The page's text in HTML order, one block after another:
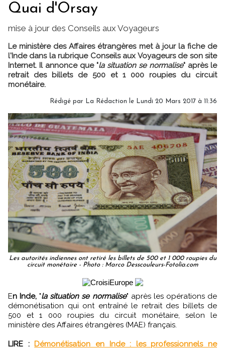
Quai d'Orsay
mise à jour des Conseils aux Voyageurs
Le ministère des Affaires étrangères met à jour la fiche de
l'Inde dans la rubrique Conseils aux Voyageurs de son site
Internet. Il annonce que "la situation se normalise" après le
retrait des billets de 500 et 1 000 roupies du circuit
monétaire.
Rédigé par La Rédaction le Lundi 20 Mars 2017 à 11:36
Les autorités indiennes ont retiré les billets de 500 et 1 000 roupies du
circuit monétaire - Photo : Marco Desscouleurs-Fotolia.com
En Inde, "la situation se normalise" après les opérations de
démonétisation qui ont entraîné le retrait des billets de
500 et 1 000 roupies du circuit monétaire, selon le
ministère des Affaires étrangères (MAE) français.
LIRE : Démonétisation en Inde : les professionnels ne